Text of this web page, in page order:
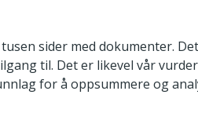
sider med dokumenter.
til. Det er likevel vår
for å oppsummere og